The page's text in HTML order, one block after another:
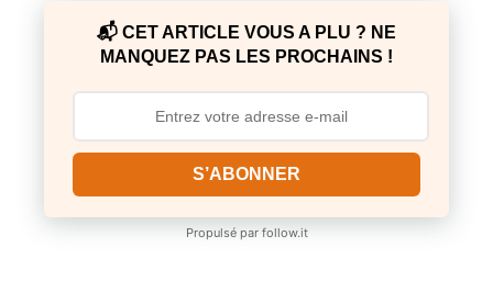
📬 CET ARTICLE VOUS A PLU ? NE
MANQUEZ PAS LES PROCHAINS !
S’ABONNER
Propulsé par follow.it